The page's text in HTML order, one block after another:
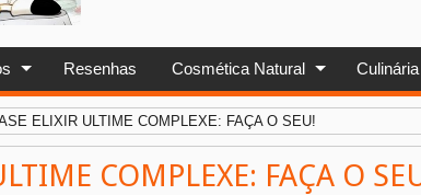
Resenhas Cosmética Natural Culinária
ELIXIR ULTIME COMPLEXE: FAÇA O SEU!
COMPLEXE: FAÇA O